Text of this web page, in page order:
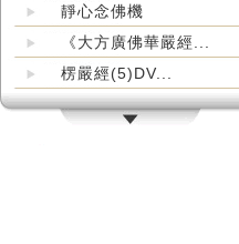
靜心念佛機
《大方廣佛華嚴經...
楞嚴經(5)DV...